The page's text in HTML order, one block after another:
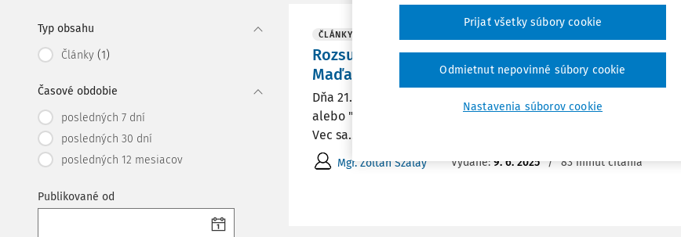
Typ obsahu
Články (1)
Časové obdobie
posledných 7 dní
posledných 30 dní
posledných 12 mesiacov
Publikované od
ČLÁNKY
Rozsudok Európskeho súdu pre ľudské práva -
Maďarsku
Dňa 21. novembra 2019 Veľká komora Európskeho súdu pre
alebo "ESĽP") vydala rozsudok vo veci Ilias a Ahmed proti
Vec sa...
Mgr. Zoltán Szalay Vydané:9. 6. 2025 / 83 minút čítania
Nastavenia súborov cookie
Odmietnut nepovinné súbory cookie
Prijať všetky súbory cookie